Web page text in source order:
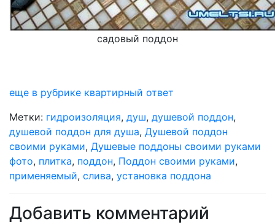
садовый поддон
еще в рубрике квартирный ответ
Метки: гидроизоляция, душ, душевой поддон,
душевой поддон для душа, Душевой поддон
своими руками, Душевые поддоны своими руками
фото, плитка, поддон, Поддон своими руками,
применяемый, слива, установка поддона
Добавить комментарий